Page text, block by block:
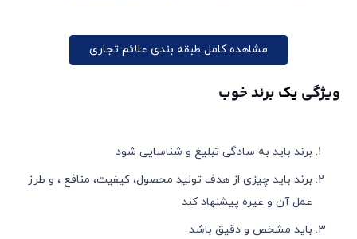
مشاهده کامل طبقه بندی علائم تجاری
ویژگی یک برند خوب
برند باید به سادگی تبلیغ و شناسایی شود
برند باید چیزی از هدف تولید محصول، کیفیت، منافع ، و طرز
عمل آن و غیره پیشنهاد کند
باید مشخص و دقیق باشد